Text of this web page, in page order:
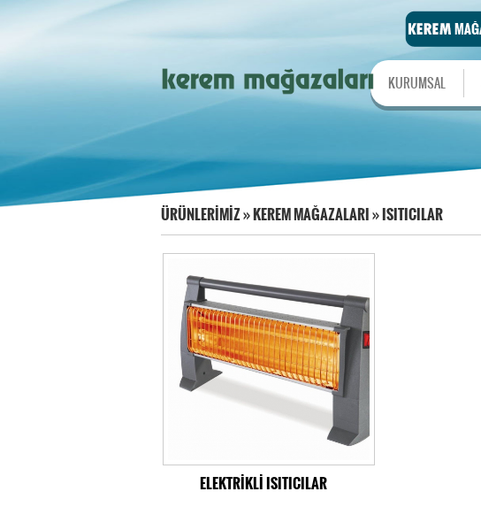
KURUMSAL
ÜRÜNLERİMİZ»KEREM MAĞAZALARI»ISITICILAR
ELEKTRİKLİ ISITICILAR